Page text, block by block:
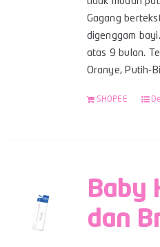
Gagang
digenggam
atas 9 bulan.
Oranye, Putih-
SHOPEE
Baby
dan